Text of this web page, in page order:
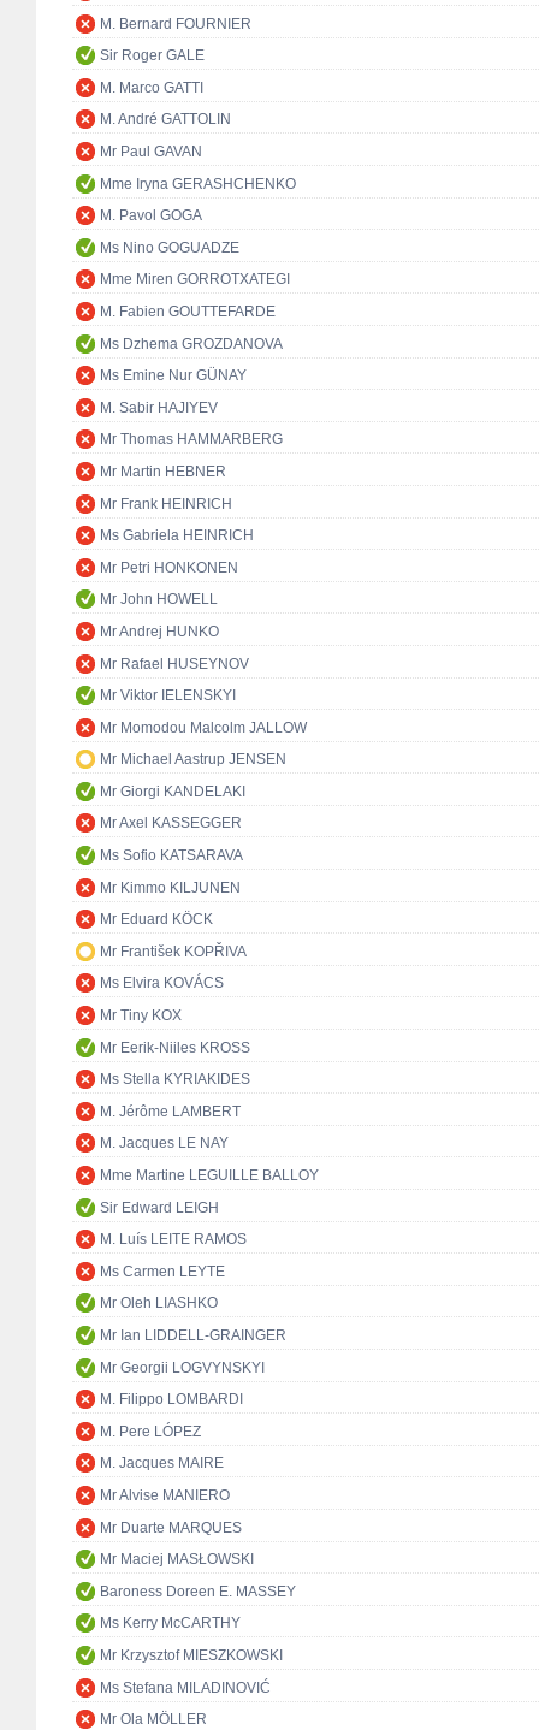
M. Bernard FOURNIER
Sir Roger GALE
M. Marco GATTI
M. André GATTOLIN
Mr Paul GAVAN
Mme Iryna GERASHCHENKO
M. Pavol GOGA
Ms Nino GOGUADZE
Mme Miren GORROTXATEGI
M. Fabien GOUTTEFARDE
Ms Dzhema GROZDANOVA
Ms Emine Nur GÜNAY
M. Sabir HAJIYEV
Mr Thomas HAMMARBERG
Mr Martin HEBNER
Mr Frank HEINRICH
Ms Gabriela HEINRICH
Mr Petri HONKONEN
Mr John HOWELL
Mr Andrej HUNKO
Mr Rafael HUSEYNOV
Mr Viktor IELENSKYI
Mr Momodou Malcolm JALLOW
Mr Michael Aastrup JENSEN
Mr Giorgi KANDELAKI
Mr Axel KASSEGGER
Ms Sofio KATSARAVA
Mr Kimmo KILJUNEN
Mr Eduard KÖCK
Mr František KOPŘIVA
Ms Elvira KOVÁCS
Mr Tiny KOX
Mr Eerik-Niiles KROSS
Ms Stella KYRIAKIDES
M. Jérôme LAMBERT
M. Jacques LE NAY
Mme Martine LEGUILLE BALLOY
Sir Edward LEIGH
M. Luís LEITE RAMOS
Ms Carmen LEYTE
Mr Oleh LIASHKO
Mr Ian LIDDELL-GRAINGER
Mr Georgii LOGVYNSKYI
M. Filippo LOMBARDI
M. Pere LÓPEZ
M. Jacques MAIRE
Mr Alvise MANIERO
Mr Duarte MARQUES
Mr Maciej MASŁOWSKI
Baroness Doreen E. MASSEY
Ms Kerry McCARTHY
Mr Krzysztof MIESZKOWSKI
Ms Stefana MILADINOVIĆ
Mr Ola MÖLLER